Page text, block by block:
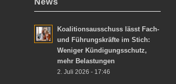
Koalitionsausschuss lässt Fach-
und Führungskräfte im Stich:
Weniger Kündigungsschutz,
mehr Belastungen
2. Juli 2026 - 17:46